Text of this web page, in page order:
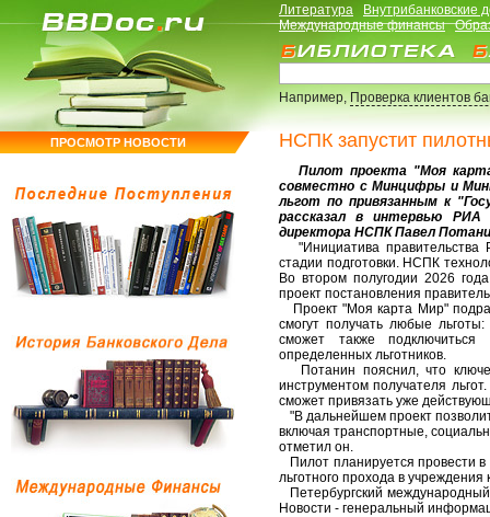
ПРОСМОТР НОВОСТИ
Литература
Внутрибанковские
Международные финансы
Например,Проверка клиентов
НСПК запустит
Пилот проекта "Моя
совместно с Минцифры и
льгот по привязанным к
рассказал в интервью РИА
директора НСПК Павел
"Инициатива правительства
стадии подготовки. НСПК
Во втором полугодии 2026
проект постановления
Проект "Моя карта Мир"
смогут получать любые
сможет также
определенных льготников.
Потанин пояснил, что
инструментом получателя
сможет привязать уже
"В дальнейшем проект
включая транспортные,
отметил он.
Пилот планируется провести в
льготного прохода в
Петербургский
Новости - генеральный